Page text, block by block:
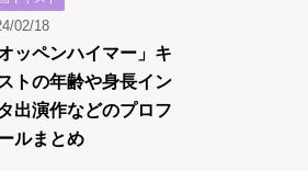
02/18
オッペンハイマー」キ
トの年齢や身長イン
出演作などのプロフ
ルまとめ